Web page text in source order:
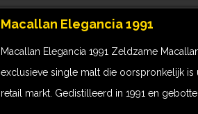
Macallan Elegancia 1991
Macallan Elegancia 1991 Zeldzame
exclusieve single malt die oorspronkelijk is
retail markt. Gedistilleerd in 1991 en